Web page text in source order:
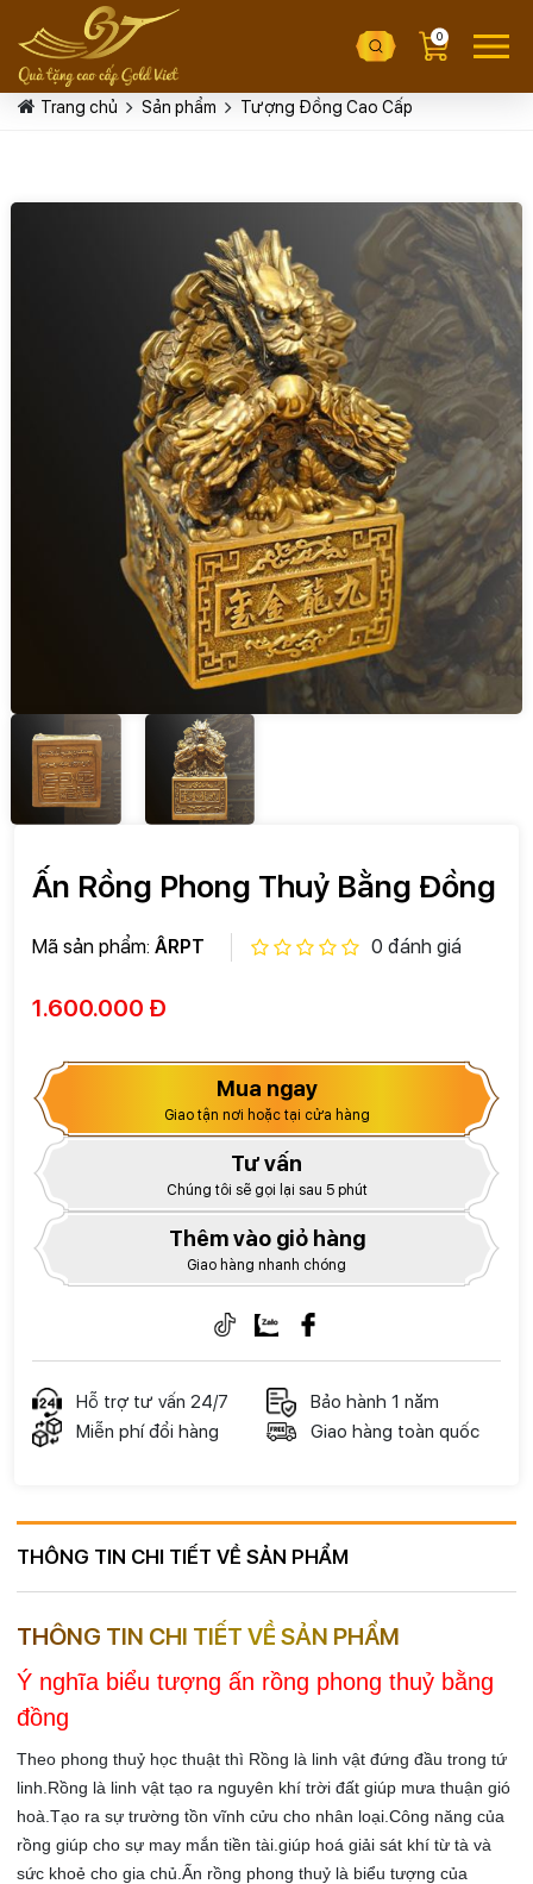
0
Trang chủ Sản phẩm Tượng Đồng Cao Cấp
Ấn Rồng Phong Thuỷ Bằng Đồng
Mã sản phẩm: ÂRPT 0 đánh giá
1.600.000 Đ
Mua ngay
Giao tận nơi hoặc tại cửa hàng
Tư vấn
Chúng tôi sẽ gọi lại sau 5 phút
Thêm vào giỏ hàng
Giao hàng nhanh chóng
Hỗ trợ tư vấn 24/7
Bảo hành 1 năm
Miễn phí đổi hàng
Giao hàng toàn quốc
THÔNG TIN CHI TIẾT VỀ SẢN PHẨM
THÔNG TIN CHI TIẾT VỀ SẢN PHẨM
Ý nghĩa biểu tượng ấn rồng phong thuỷ bằng
đồng
Theo phong thuỷ học thuật thì Rồng là linh vật đứng đầu trong tứ
linh.Rồng là linh vật tạo ra nguyên khí trời đất giúp mưa thuận gió
hoà.Tạo ra sự trường tồn vĩnh cửu cho nhân loại.Công năng của
rồng giúp cho sự may mắn tiền tài.giúp hoá giải sát khí từ tà và
sức khoẻ cho gia chủ.Ấn rồng phong thuỷ là biểu tượng của